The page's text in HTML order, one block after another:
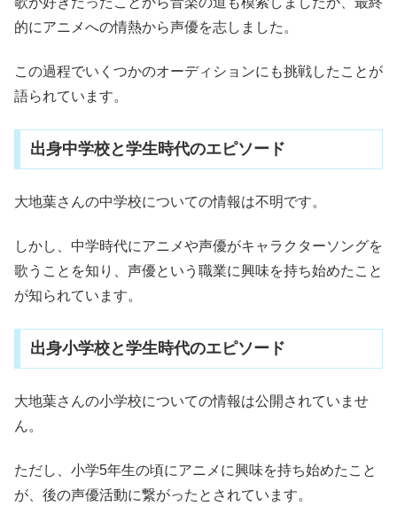
的にアニメへの情熱から声優を志しました。
この過程でいくつかのオーディションにも挑戦したことが
語られています。
出身中学校と学生時代のエピソード
大地葉さんの中学校についての情報は不明です。
しかし、中学時代にアニメや声優がキャラクターソングを
歌うことを知り、声優という職業に興味を持ち始めたこと
が知られています。
出身小学校と学生時代のエピソード
大地葉さんの小学校についての情報は公開されていませ
ん。
ただし、小学5年生の頃にアニメに興味を持ち始めたこと
が、後の声優活動に繋がったとされています。